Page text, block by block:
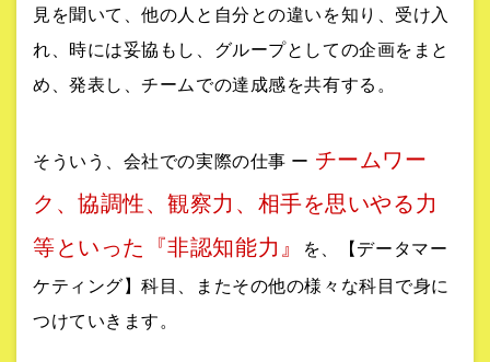
見を聞いて、他の人と自分との違いを知り、受け入
れ、時には妥協もし、グループとしての企画をまと
め、発表し、チームでの達成感を共有する。
そういう、会社での実際の仕事 ー チームワー
ク、協調性、観察力、相手を思いやる力
等といった『非認知能力』
を、【データマー
ケティング】科目、またその他の様々な科目で身に
つけていきます。